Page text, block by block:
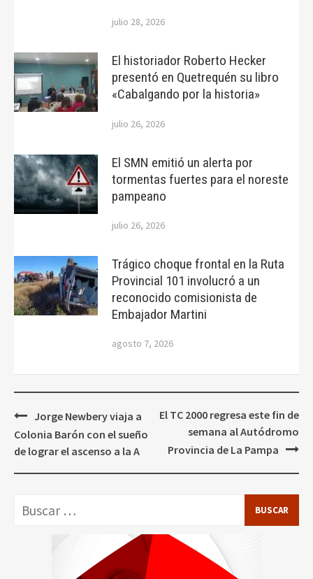
julio 28, 2026
El historiador Roberto Hecker
presentó en Quetrequén su libro
«Cabalgando por la historia»
julio 26, 2026
El SMN emitió un alerta por
tormentas fuertes para el noreste
pampeano
julio 26, 2026
Trágico choque frontal en la Ruta
Provincial 101 involucró a un
reconocido comisionista de
Embajador Martini
agosto 7, 2026
Navegación
de
entradas
Jorge Newbery viaja a
Colonia Barón con el sueño
de lograr el ascenso a la A
El TC 2000 regresa este fin de
semana al Autódromo
Provincia de La Pampa
Buscar: